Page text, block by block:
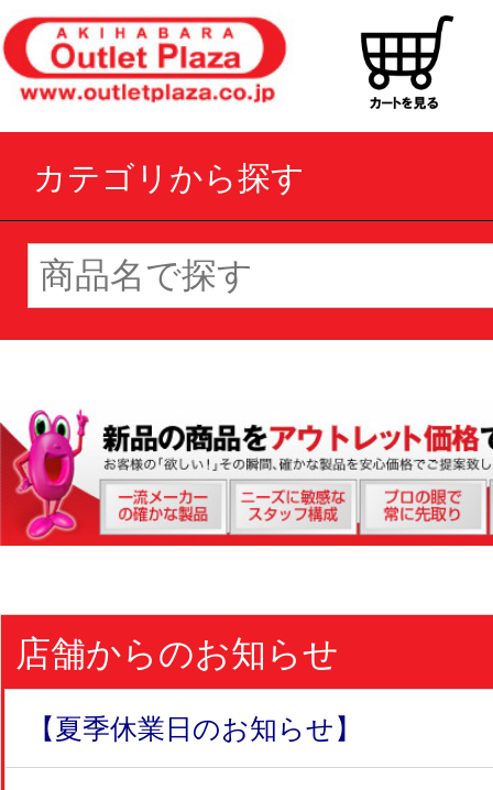
カテゴリから探す
店舗からのお知らせ
【夏季休業日のお知らせ】